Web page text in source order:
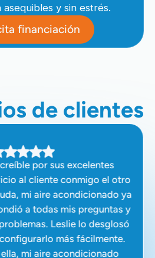
asequibles y sin estrés.
financiación
de clientes
por sus excelentes
al cliente conmigo el otro
mi aire acondicionado ya
a todas mis preguntas y
Leslie lo desglosó
más fácilmente.
mi aire acondicionado